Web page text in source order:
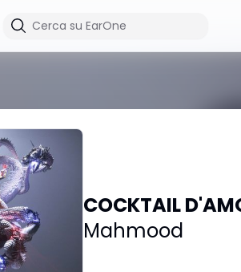
COCKTAIL
Mahmood